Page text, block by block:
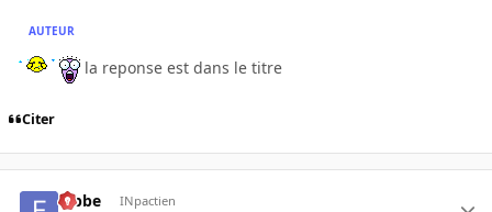
AUTEUR
la reponse est dans le titre
Citer
fabbe INpactien